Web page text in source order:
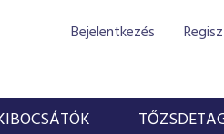
Bejelentkezés